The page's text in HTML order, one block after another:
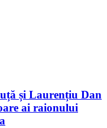
și Laurențiu Dan
ai raionului